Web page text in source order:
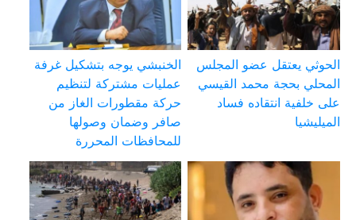
الحوثي يعتقل عضو المجلس
المحلي بحجة محمد القيسي
على خلفية انتقاده فساد
الميليشيا
الخنبشي يوجه بتشكيل غرفة
عمليات مشتركة لتنظيم
حركة مقطورات الغاز من
صافر وضمان وصولها
للمحافظات المحررة